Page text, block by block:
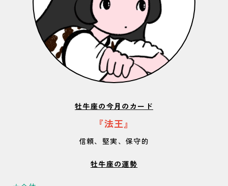
牡牛座の今月のカード
『法王』
信頼、堅実、保守的
牡牛座の運勢